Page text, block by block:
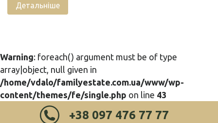
Детальніше
Warning: foreach() argument must be of type
array|object, null given in
/home/vdalo/familyestate.com.ua/www/wp-
content/themes/fe/single.php on line 43
+38 097 476 77 77